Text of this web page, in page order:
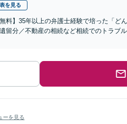
を見る
料】35年以上の弁護士経験で培った「ど
留分／不動産の相続など相続でのトラブ
ーを見る